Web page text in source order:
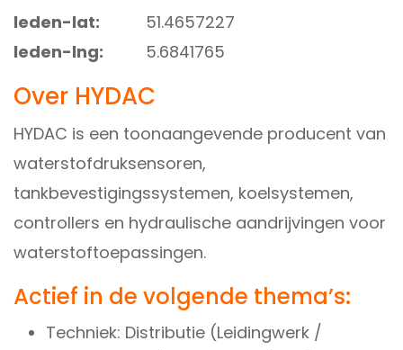
leden-lat:
51.4657227
leden-lng:
5.6841765
Over HYDAC
HYDAC is een toonaangevende producent van
waterstofdruksensoren,
tankbevestigingssystemen, koelsystemen,
controllers en hydraulische aandrijvingen voor
waterstoftoepassingen.
Actief in de volgende thema’s:
Techniek: Distributie (Leidingwerk /